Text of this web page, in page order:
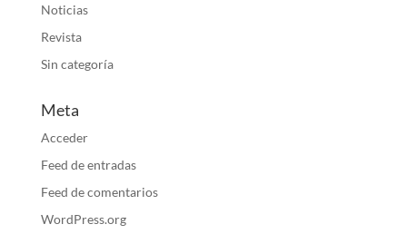
Noticias
Revista
Sin categoría
Meta
Acceder
Feed de entradas
Feed de comentarios
WordPress.org